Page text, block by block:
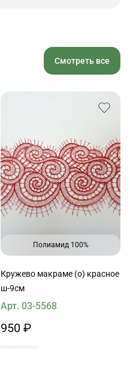
Смотреть все
Полиамид 100%
Кружево макраме (о) красное
ш-9см
Арт. 03-5568
950 ₽